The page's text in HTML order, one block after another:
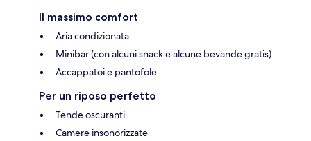
Il massimo comfort
Aria condizionata
Minibar (con alcuni snack e alcune bevande gratis)
Accappatoi e pantofole
Per un riposo perfetto
Tende oscuranti
Camere insonorizzate